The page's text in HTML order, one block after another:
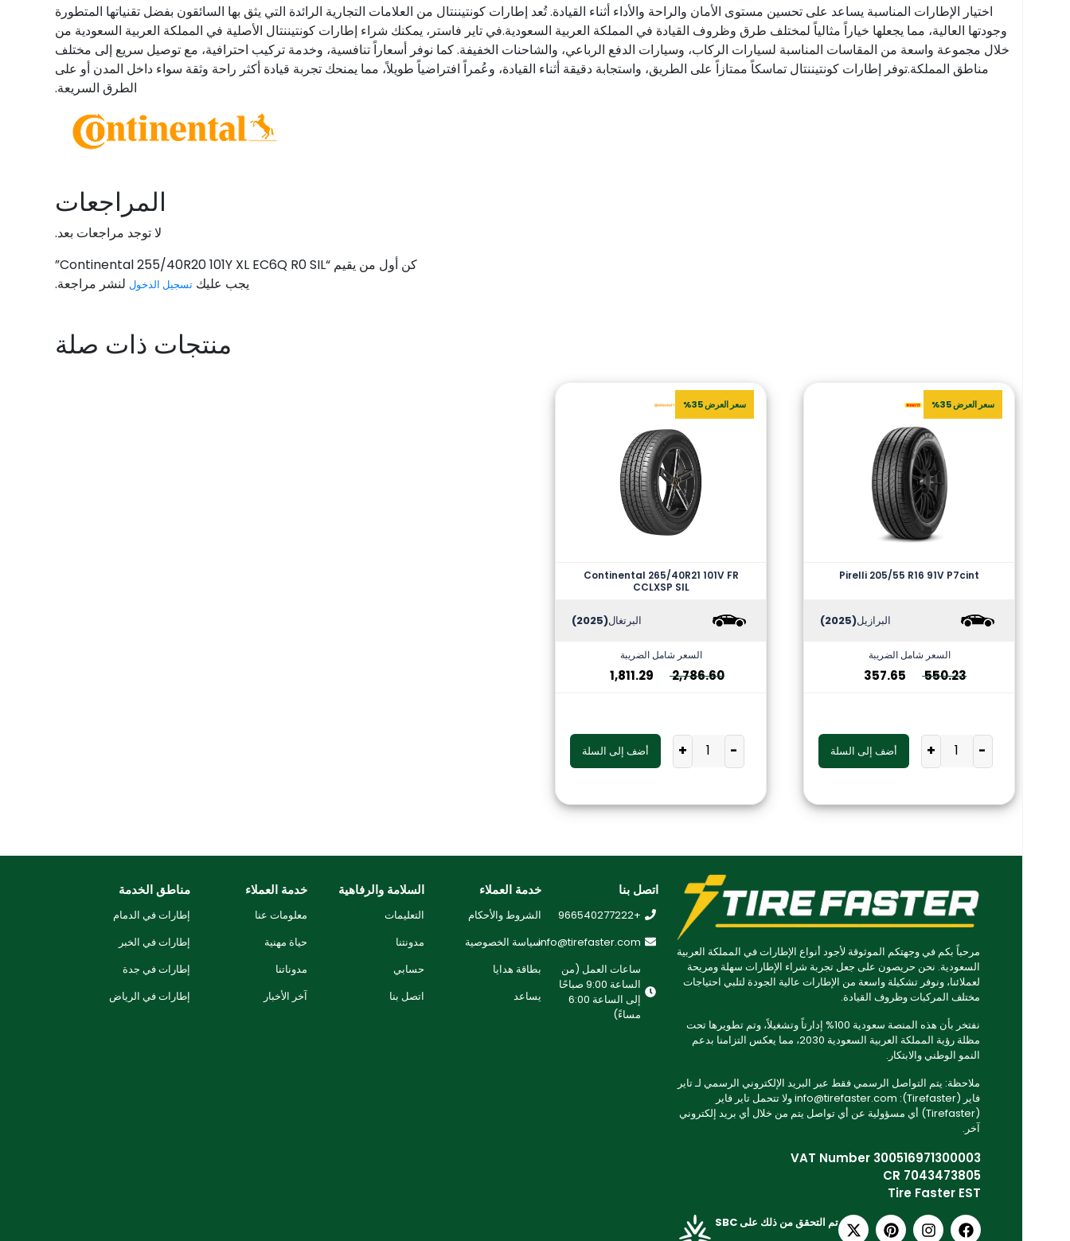
اختيار الإطارات المناسبة يساعد على تحسين مستوى الأمان والراحة والأداء أثناء القيادة. تُعد إطارات كونتيننتال من العلامات التجارية الرائدة التي يثق بها السائقون بفضل تقنياتها المتطورة
وجودتها العالية، مما يجعلها خياراً مثالياً لمختلف طرق وظروف القيادة في المملكة العربية السعودية.في تاير فاستر، يمكنك شراء إطارات كونتيننتال الأصلية في المملكة العربية السعودية من
خلال مجموعة واسعة من المقاسات المناسبة لسيارات الركاب، وسيارات الدفع الرباعي، والشاحنات الخفيفة. كما نوفر أسعاراً تنافسية، وخدمة تركيب احترافية، مع توصيل سريع إلى مختلف
مناطق المملكة.توفر إطارات كونتيننتال تماسكاً ممتازاً على الطريق، واستجابة دقيقة أثناء القيادة، وعُمراً افتراضياً طويلاً، مما يمنحك تجربة قيادة أكثر راحة وثقة سواء داخل المدن أو على
الطرق السريعة.
المراجعات
لا توجد مراجعات بعد.
كن أول من يقيم “Continental 255/40R20 101Y XL EC6Q R0 SIL”
يجب عليكتسجيل الدخول لنشر مراجعة.
منتجات ذات صلة
سعر العرض 35%
Pirelli 205/55 R16 91V P7cint
البرازيل(2025)
السعر شامل الضريبة
550.23
357.65
-
+ أضف إلى السلة
سعر العرض 35%
Continental 265/40R21 101V FR
CCLXSP SIL
البرتغال(2025)
السعر شامل الضريبة
2,786.60
1,811.29
-
+ أضف إلى السلة
مرحباً بكم في وجهتكم الموثوقة لأجود أنواع الإطارات في المملكة العربية
السعودية. نحن حريصون على جعل تجربة شراء الإطارات سهلة ومريحة
لعملائنا، ونوفر تشكيلة واسعة من الإطارات عالية الجودة لتلبي احتياجات
مختلف المركبات وظروف القيادة.
نفتخر بأن هذه المنصة سعودية 100% إدارتاً وتشغيلاً، وتم تطويرها تحت
مظلة رؤية المملكة العربية السعودية 2030، مما يعكس التزامنا بدعم
النمو الوطني والابتكار.
ملاحظة: يتم التواصل الرسمي فقط عبر البريد الإلكتروني الرسمي لـ تاير
فاير (Tirefaster): info@tirefaster.com ولا تتحمل تاير فاير
(Tirefaster) أي مسؤولية عن أي تواصل يتم من خلال أي بريد إلكتروني
آخر.
VAT Number 300516971300003
CR 7043473805
Tire Faster EST
تم التحقق من ذلك على SBC
اتصل بنا
+966540277222
info@tirefaster.com
ساعات العمل (من
الساعة 9:00 صباحًا
إلى الساعة 6:00
مساءً)
خدمة العملاء
الشروط والأحكام
سياسة الخصوصية
بطاقة هدايا
يساعد
السلامة والرفاهية
التعليمات
مدونتنا
حسابي
اتصل بنا
خدمة العملاء
معلومات عنا
حياة مهنية
مدوناتنا
آخر الأخبار
مناطق الخدمة
إطارات في الدمام
إطارات في الخبر
إطارات في جدة
إطارات في الرياض